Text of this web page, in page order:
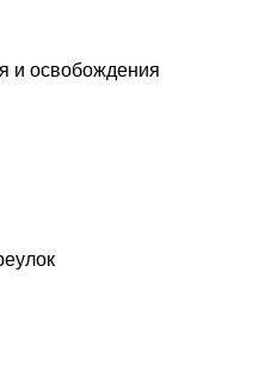
и освобождения